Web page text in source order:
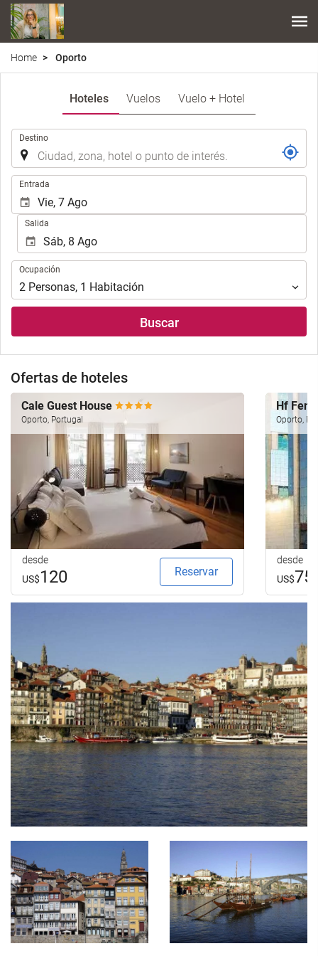
Home Oporto
Hoteles Vuelos Vuelo + Hotel
Destino
Entrada
Salida
Ocupación
Ocupación
2 Personas, 1 Habitación
Buscar
Ofertas de hoteles
Cale Guest House
Oporto, Portugal
desde
US$120 Reservar
Hf
Oporto,
desde
US$75